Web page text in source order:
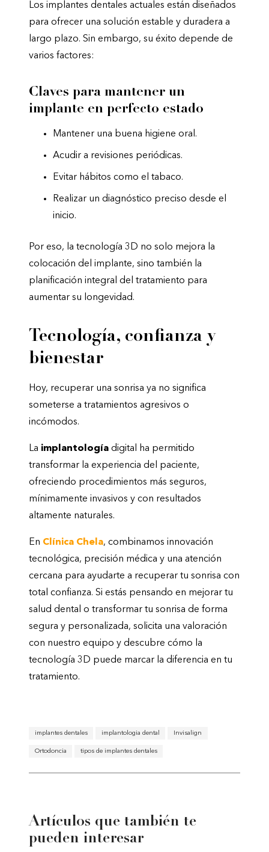
Los implantes dentales actuales están diseñados
para ofrecer una solución estable y duradera a
largo plazo. Sin embargo, su éxito depende de
varios factores:
Claves para mantener un
implante en perfecto estado
Mantener una buena higiene oral.
Acudir a revisiones periódicas.
Evitar hábitos como el tabaco.
Realizar un diagnóstico preciso desde el
inicio.
Por eso, la tecnología 3D no solo mejora la
colocación del implante, sino también la
planificación integral del tratamiento para
aumentar su longevidad.
Tecnología, confianza y
bienestar
Hoy, recuperar una sonrisa ya no significa
someterse a tratamientos agresivos o
incómodos.
La implantología digital ha permitido
transformar la experiencia del paciente,
ofreciendo procedimientos más seguros,
mínimamente invasivos y con resultados
altamente naturales.
En Clínica Chela, combinamos innovación
tecnológica, precisión médica y una atención
cercana para ayudarte a recuperar tu sonrisa con
total confianza. Si estás pensando en mejorar tu
salud dental o transformar tu sonrisa de forma
segura y personalizada, solicita una valoración
con nuestro equipo y descubre cómo la
tecnología 3D puede marcar la diferencia en tu
tratamiento.
implantes dentales implantologia dental Invisalign
Ortodoncia tipos de implantes dentales
Artículos que también te
pueden interesar